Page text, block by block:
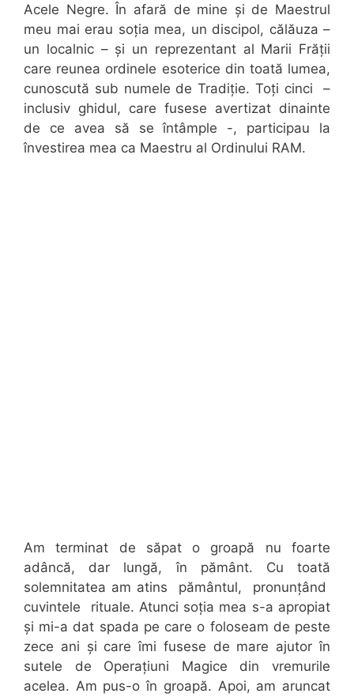
Acele Negre. În afară de mine și de Maestrul
meu mai erau soția mea, un discipol, călăuza –
un localnic – și un reprezentant al Marii Frății
care reunea ordinele esoterice din toată lumea,
cunoscută sub numele de Tradiție. Toți cinci –
inclusiv ghidul, care fusese avertizat dinainte
de ce avea să se întâmple -, participau la
învestirea mea ca Maestru al Ordinului RAM.
Am terminat de săpat o groapă nu foarte
adâncă, dar lungă, în pământ. Cu toată
solemnitatea am atins pământul, pronunțând
cuvintele rituale. Atunci soția mea s-a apropiat
și mi-a dat spada pe care o foloseam de peste
zece ani și care îmi fusese de mare ajutor în
sutele de Operațiuni Magice din vremurile
acelea. Am pus-o în groapă. Apoi, am aruncat